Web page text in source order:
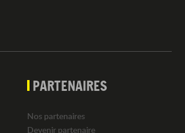
PARTENAIRES
Nos partenaires
Devenir partenaire